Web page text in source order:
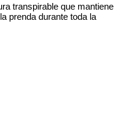
transpirable que mantiene
prenda durante toda la